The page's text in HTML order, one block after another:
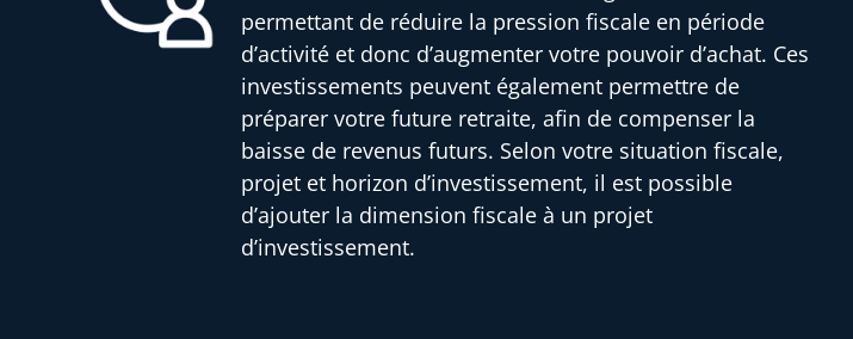
permettant de réduire la pression fiscale en période
d’activité et donc d’augmenter votre pouvoir d’achat. Ces
investissements peuvent également permettre de
préparer votre future retraite, afin de compenser la
baisse de revenus futurs. Selon votre situation fiscale,
projet et horizon d’investissement, il est possible
d’ajouter la dimension fiscale à un projet
d’investissement.